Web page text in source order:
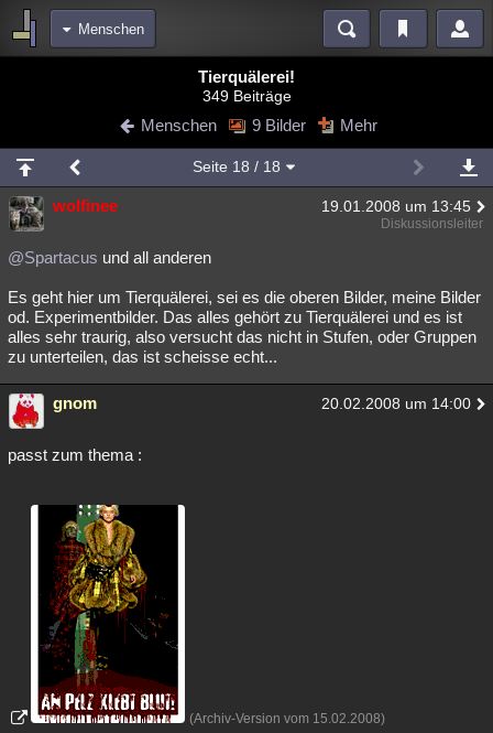
Menschen
Blogs Videos
Chat Wiki Neuigkeiten
meine Rubriken
Menschen Mystery Kriminalfälle
Spiritualität Verschwörungen
Natur Umfragen Unterhaltung
weitere Rubriken
Philosophie Träume Orte Esoterik
Astronomie Gaming Filme
Musik Clash
Besucht Teilgenommen
Lesenswert Schlüsselwörter
Tierquälerei!
349 Beiträge
Menschen 9 Bilder Mehr
Seite 18 / 18
wolfinee 19.01.2008 um 13:45
Diskussionsleiter
@Spartacus und all anderen
Es geht hier um Tierquälerei, sei es die oberen Bilder, meine Bilder
od. Experimentbilder. Das alles gehört zu Tierquälerei und es ist
alles sehr traurig, also versucht das nicht in Stufen, oder Gruppen
zu unterteilen, das ist scheisse echt...
gnom 20.02.2008 um 14:00
passt zum thema :
(Archiv-Version vom 15.02.2008)